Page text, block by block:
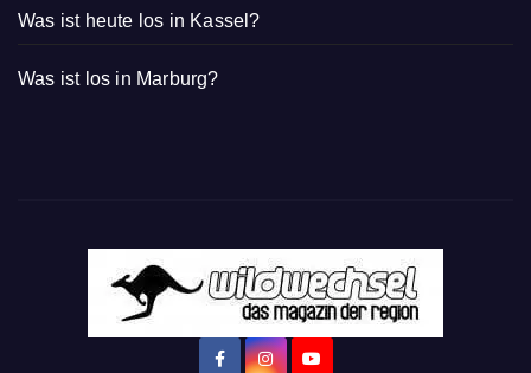
Was ist heute los in Kassel?
Was ist los in Marburg?